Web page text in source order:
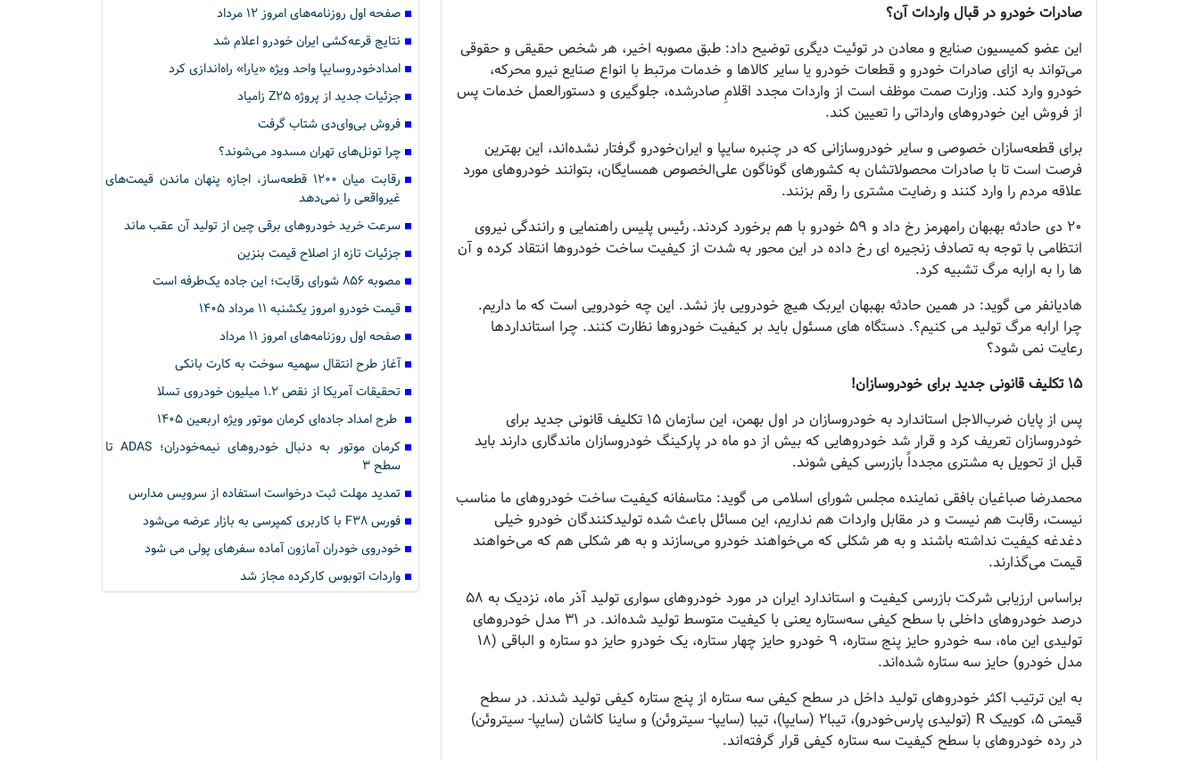
صادرات خودرو در قبال واردات آن؟
این عضو کمیسیون صنایع و معادن در توئیت دیگری توضیح داد: طبق مصوبه اخیر، هر شخص حقیقی و حقوقی
می‌تواند به ازای ⁧‫صادرات خودرو‬⁩ و قطعات خودرو یا سایر کالا‌ها و خدمات مرتبط با انواع صنایع نیرو محرکه،
خودرو وارد کند. وزارت صمت موظف است از واردات مجدد اقلامِ صادرشده، جلوگیری و دستورالعمل خدمات پس
از فروش این خودرو‌های وارداتی را تعیین کند.
برای قطعه‌سازان خصوصی و سایر خودروسازانی که در چنبره سایپا و ایران‌خودرو گرفتار نشده‌اند، این بهترین
فرصت است تا با صادرات محصولاتشان به کشور‌های گوناگون علی‌الخصوص همسایگان، بتوانند خودرو‌های مورد
علاقه مردم را وارد کنند و ⁧‫رضایت مشتری‬⁩ را رقم بزنند.
۲۰ دی حادثه بهبهان رامهرمز رخ داد و ۵۹ خودرو با هم برخورد کردند. رئیس پلیس راهنمایی و رانندگی نیروی
انتظامی با توجه به تصادف زنجیره ای رخ داده در این محور به شدت از کیفیت ساخت خودروها انتقاد کرده و آن
ها را به ارابه مرگ تشبیه کرد.
هادیانفر می گوید: در همین حادثه بهبهان ایربک هیچ خودرویی باز نشد. این چه خودرویی است که ما داریم.
چرا ارابه مرگ تولید می کنیم؟. دستگاه های مسئول باید بر کیفیت خودروها نظارت کنند. چرا استانداردها
رعایت نمی شود؟
۱۵ تکلیف قانونی جدید برای خودروسازان!
پس از پایان ضرب‌الاجل استاندارد به خودروسازان در اول بهمن، این سازمان ۱۵ تکلیف قانونی جدید برای
خودروسازان تعریف کرد و قرار شد خودرو‌هایی که بیش از دو ماه در پارکینگ خودروسازان ماندگاری دارند باید
قبل از تحویل به مشتری مجدداً بازرسی کیفی شوند.
محمدرضا صباغیان بافقی نماینده مجلس شورای اسلامی می گوید: متاسفانه کیفیت ساخت خودرو‌های ما مناسب
نیست، رقابت هم نیست و در مقابل واردات هم نداریم، این مسائل باعث شده تولیدکنندگان خودرو خیلی
دغدغه کیفیت نداشته باشند و به هر شکلی که می‌خواهند خودرو می‌سازند و به هر شکلی هم که می‌خواهند
قیمت می‌گذارند.
براساس ارزیابی شرکت بازرسی کیفیت و استاندارد ایران در مورد خودرو‌های سواری تولید آذر ماه، نزدیک به ۵۸
درصد خودرو‌های داخلی با سطح کیفی سه‌ستاره یعنی با کیفیت متوسط تولید شده‌اند. در ۳۱ مدل خودرو‌های
تولیدی این ماه، سه خودرو حایز پنج ستاره، ۹ خودرو حایز چهار ستاره، یک خودرو حایز دو ستاره و الباقی (۱۸
مدل خودرو) حایز سه ستاره شده‌اند.
به این ترتیب اکثر خودرو‌های تولید داخل در سطح کیفی سه ستاره از پنج ستاره کیفی تولید شدند. در سطح
قیمتی ۵، کوییک R (تولیدی پارس‌خودرو)، تیبا۲ (سایپا)، تیبا (سایپا- سیتروئن) و ساینا کاشان (سایپا- سیتروئن)
در رده خودرو‌های با سطح کیفیت سه ستاره کیفی قرار گرفته‌اند.
صفحه اول روزنامه‌های امروز ۱۲ مرداد
نتایج قرعه‌کشی ایران خودرو اعلام شد
امدادخودروسایپا واحد ویژه «یارا» راه‌اندازی کرد
جزئیات جدید از پروژه Z۲۵ زامیاد
فروش بی‌وای‌دی شتاب گرفت
چرا تونل‌های تهران مسدود می‌شوند؟
رقابت میان ۱۲۰۰ قطعه‌ساز، اجازه پنهان ماندن قیمت‌های
غیرواقعی را نمی‌دهد
سرعت خرید خودروهای برقی چین از تولید آن عقب ماند
جزئیات تازه از اصلاح قیمت بنزین
مصوبه ۸۵۶ شورای رقابت؛ این جاده یک‌طرفه است
قیمت خودرو امروز یکشنبه ۱۱ مرداد ۱۴۰۵
صفحه اول روزنامه‌های امروز ۱۱ مرداد
آغاز طرح انتقال سهمیه سوخت به کارت بانکی
تحقیقات آمریکا از نقص ۱.۲ میلیون خودروی تسلا
طرح امداد جاده‌ای کرمان موتور ویژه اربعین ۱۴۰۵
کرمان موتور به دنبال خودروهای نیمه‌خودران؛ ADAS تا
سطح ۳
تمدید مهلت ثبت درخواست استفاده از سرویس مدارس
فورس F۳۸ با کاربری کمپرسی به بازار عرضه می‌شود
خودروی خودران آمازون آماده سفرهای پولی می شود
واردات اتوبوس‌ کارکرده مجاز شد